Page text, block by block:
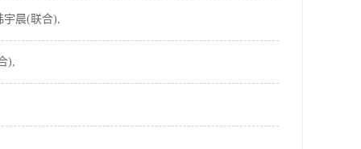
宇晨(联合),
),